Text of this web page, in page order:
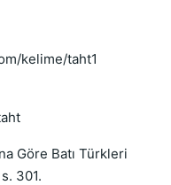
kelime/taht1
Göre Batı Türkleri
301.